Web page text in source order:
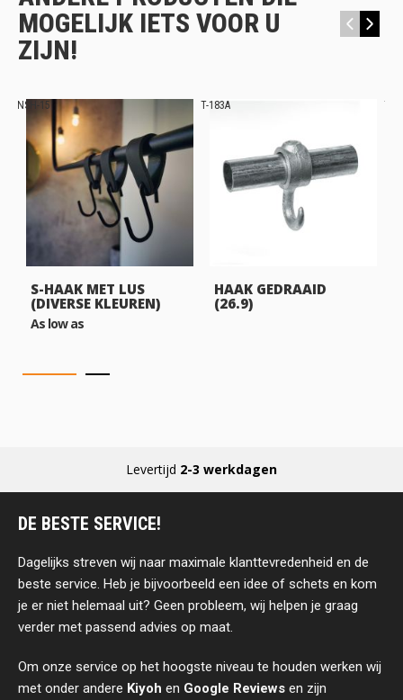
MOGELIJK IETS VOOR U
ZIJN!
‹ ›
NSH-15
S-HAAK MET LUS
(DIVERSE KLEUREN)
As low as
T-183A
HAAK GEDRAAID
(26.9)
T-
Levertijd 2-3 werkdagen
DE BESTE SERVICE!
Dagelijks streven wij naar maximale klanttevredenheid en de
beste service. Heb je bijvoorbeeld een idee of schets en kom
je er niet helemaal uit? Geen probleem, wij helpen je graag
verder met passend advies op maat.
Om onze service op het hoogste niveau te houden werken wij
met onder andere Kiyoh en Google Reviews en zijn